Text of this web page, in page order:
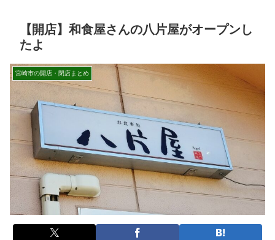
【開店】和食屋さんの八片屋がオープンし
たよ
宮崎市の開店・閉店まとめ